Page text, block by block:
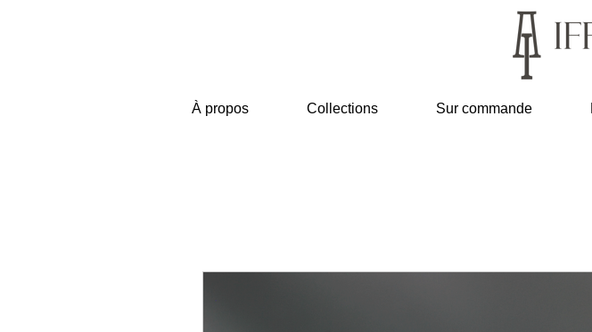
À propos Collections Sur commande